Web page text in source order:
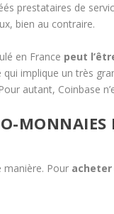
prestataires de
bien au contraire.
en France peut
implique un très
autant, Coinbase
manière. Pour